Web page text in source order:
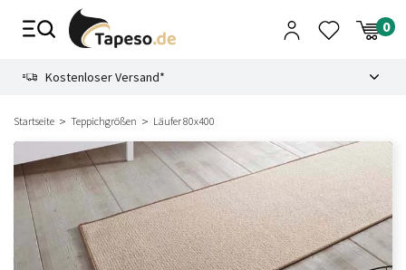
Zusammenbruch
Kostenloser Versand*
Startseite Teppichgrößen Läufer 80x400